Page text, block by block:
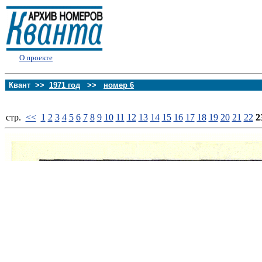
О проекте
Квант >> 1971 год >> номер 6
стp. << 1 2 3 4 5 6 7 8 9 10 11 12 13 14 15 16 17 18 19 20 21 22